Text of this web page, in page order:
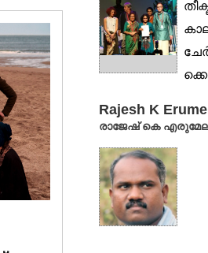
Rajesh K
രാജേഷ് കെ